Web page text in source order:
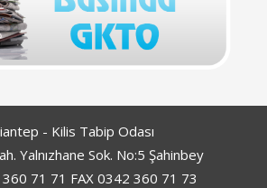
- Kilis Tabip Odası
Yalnızhane Sok. No:5 Şahinbey
71 71 FAX 0342 360 71 73